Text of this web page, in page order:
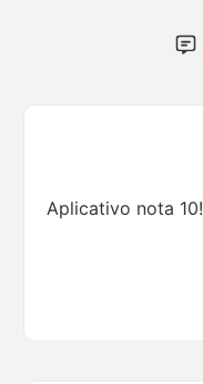
Aplicativo nota 10!